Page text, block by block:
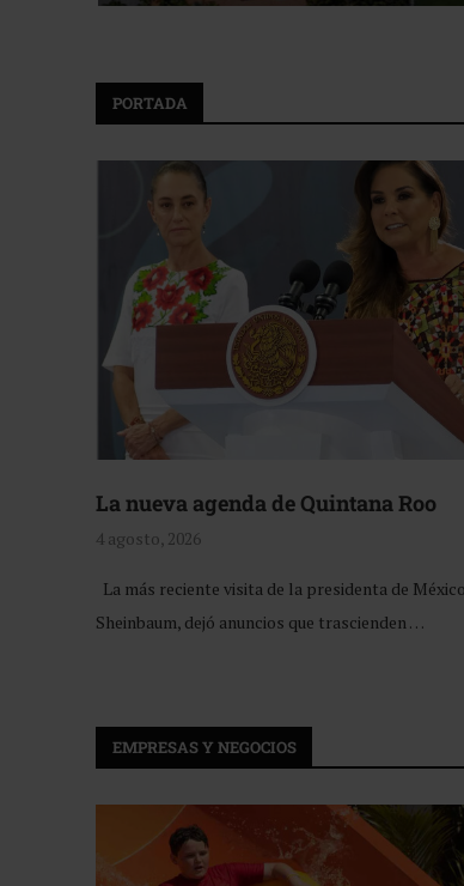
PORTADA
La nueva agenda de Quintana Roo
4 agosto, 2026
La más reciente visita de la presidenta de
Sheinbaum, dejó anuncios que trascienden …
EMPRESAS Y NEGOCIOS